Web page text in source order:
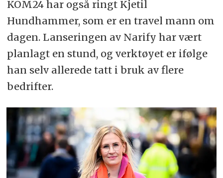
KOM24 har også ringt Kjetil
Hundhammer, som er en travel mann om
dagen. Lanseringen av Narify har vært
planlagt en stund, og verktøyet er ifølge
han selv allerede tatt i bruk av flere
bedrifter.